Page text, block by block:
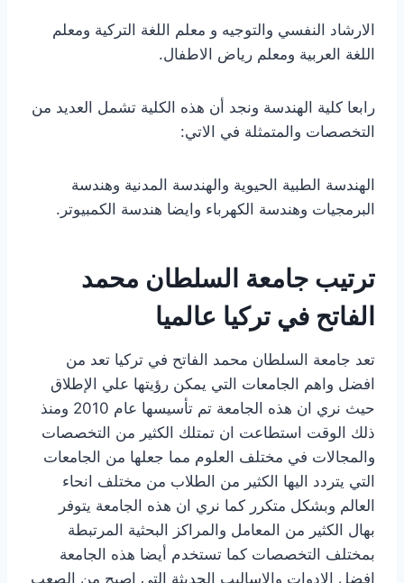
الارشاد النفسي والتوجيه و معلم اللغة التركية ومعلم
اللغة العربية ومعلم رياض الاطفال.
رابعا كلية الهندسة ونجد أن هذه الكلية تشمل العديد من
التخصصات والمتمثلة في الاتي:
الهندسة الطبية الحيوية والهندسة المدنية وهندسة
البرمجيات وهندسة الكهرباء وايضا هندسة الكمبيوتر.
ترتيب جامعة السلطان محمد
الفاتح في تركيا عالميا
تعد جامعة السلطان محمد الفاتح في تركيا تعد من
افضل واهم الجامعات التي يمكن رؤيتها علي الإطلاق
حيث نري ان هذه الجامعة تم تأسيسها عام 2010 ومنذ
ذلك الوقت استطاعت ان تمتلك الكثير من التخصصات
والمجالات في مختلف العلوم مما جعلها من الجامعات
التي يتردد اليها الكثير من الطلاب من مختلف انحاء
العالم وبشكل متكرر كما نري ان هذه الجامعة يتوفر
بهال الكثير من المعامل والمراكز البحثية المرتبطة
بمختلف التخصصات كما تستخدم أيضا هذه الجامعة
افضل الادوات والاساليب الحديثة التي اصبح من الصعب